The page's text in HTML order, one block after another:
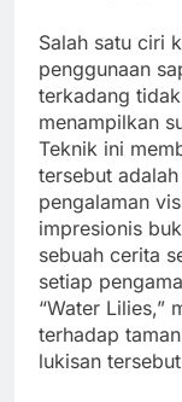
Salah satu ciri
penggunaan
terkadang
menampilkan
Teknik ini
tersebut
pengalaman
impresionis
sebuah cerita
setiap
“Water Lilies,”
terhadap
lukisan